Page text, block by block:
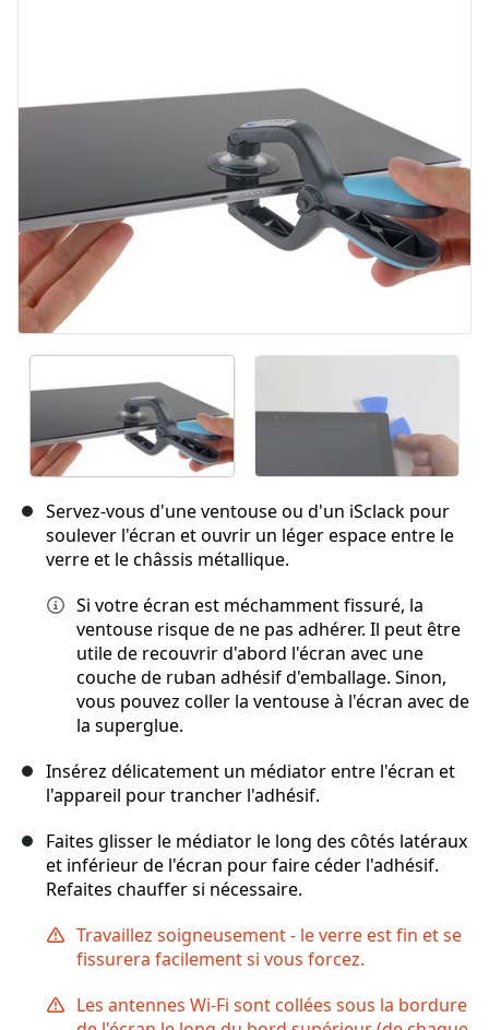
Publier un commentaire
Servez-vous d'une ventouse ou d'un iSclack pour
soulever l'écran et ouvrir un léger espace entre le
verre et le châssis métallique.
Si votre écran est méchamment fissuré, la
ventouse risque de ne pas adhérer. Il peut être
utile de recouvrir d'abord l'écran avec une
couche de ruban adhésif d'emballage. Sinon,
vous pouvez coller la ventouse à l'écran avec de
la superglue.
Insérez délicatement un médiator entre l'écran et
l'appareil pour trancher l'adhésif.
Faites glisser le médiator le long des côtés latéraux
et inférieur de l'écran pour faire céder l'adhésif.
Refaites chauffer si nécessaire.
Travaillez soigneusement - le verre est fin et se
fissurera facilement si vous forcez.
Les antennes Wi-Fi sont collées sous la bordure